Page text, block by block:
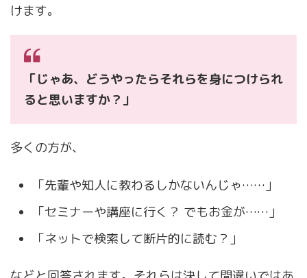
けます。
「じゃあ、どうやったらそれらを身につけられ
ると思いますか？」
多くの方が、
「先輩や知人に教わるしかないんじゃ……」
「セミナーや講座に行く？ でもお金が……」
「ネットで検索して断片的に読む？」